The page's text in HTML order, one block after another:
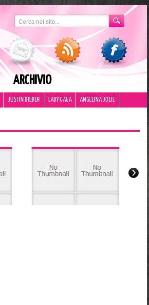
ARCHIVIO
JUSTIN BIEBER LADY GAGA ANGELINA JOLIE